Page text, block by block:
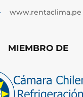
www.rentaclima.pe
MIEMBRO DE